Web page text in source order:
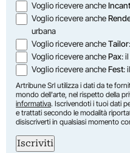
Voglio ricevere anche
Voglio ricevere anche
urbana
Voglio ricevere ancheTailor
Voglio ricevere anchePax:
Voglio ricevere ancheFest:
Artribune Srl utilizza i dati da te
mondo dell'arte, nel rispetto della
informativa. Iscrivendoti i tuoi dati
e trattati secondo le modalità
disiscriverti in qualsiasi momento
Iscriviti